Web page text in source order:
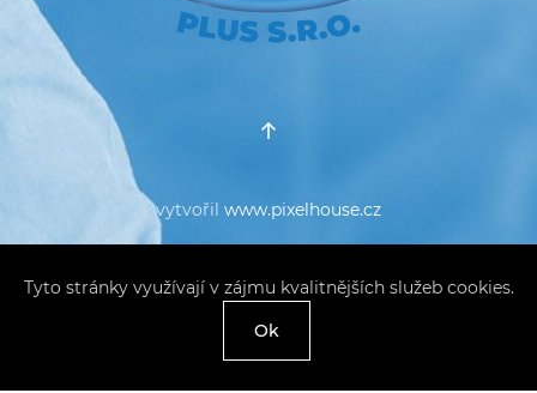
vytvořil www.pixelhouse.cz
Tyto stránky využívají v zájmu kvalitnějších služeb cookies.
Ok